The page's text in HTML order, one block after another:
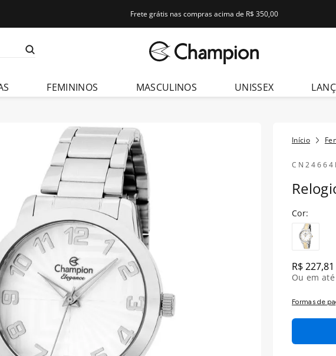
Frete grátis nas compras acima de R$ 350,00
FEMININOS MASCULINOS UNISSEX
R$227,81
Ou em
Formas de
1
feminino
masculino
troca-
pulseira
relogio
smartwatch
6º ch30224
7 º digital
8º masculino
prata
dourado
10º
kit troca-